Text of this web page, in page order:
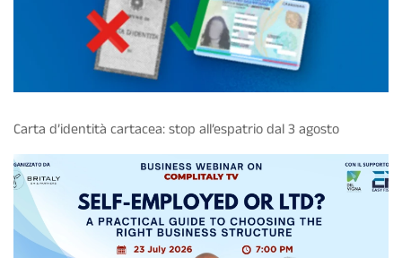
Carta d’identità cartacea: stop all’espatrio dal 3 agosto